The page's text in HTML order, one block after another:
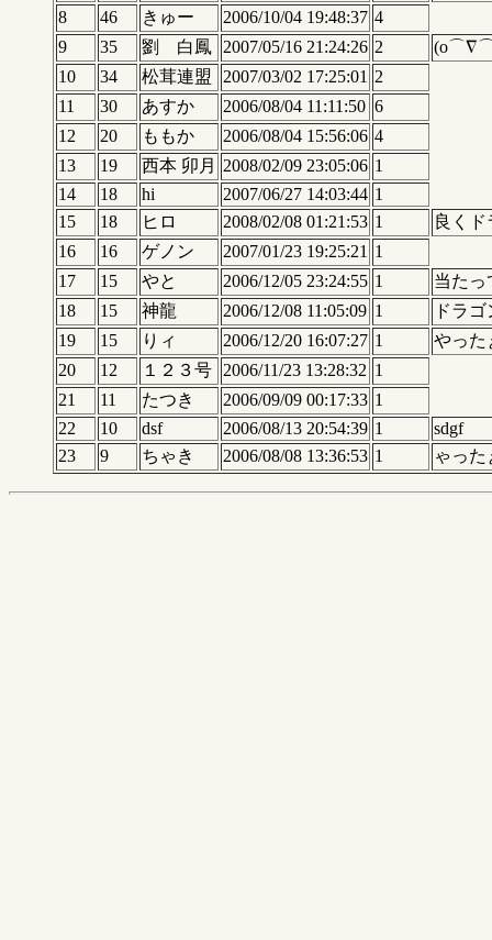
8
46 きゅー 2006/10/04 19:48:37 4
9
35 劉 白鳳 2007/05/16 21:24:26 2
10
34 松茸連盟 2007/03/02 17:25:01 2
11
30 あすか 2006/08/04 11:11:50 6
12
20 ももか 2006/08/04 15:56:06 4
13
19 西本 卯月 2008/02/09 23:05:06 1
14
18 hi 2007/06/27 14:03:44 1
15
18 ヒロ 2008/02/08 01:21:53 1
良く
16
16 ゲノン 2007/01/23 19:25:21 1
17
15 やと 2006/12/05 23:24:55 1
当たっ
18
15 神龍 2006/12/08 11:05:09 1
ドラ
19
15 りィ 2006/12/20 16:07:27 1
やっ
20
12 １２３号 2006/11/23 13:28:32 1
21
11 たつき 2006/09/09 00:17:33 1
22
10 dsf 2006/08/13 20:54:39 1
sdgf
23
9 ちゃき 2006/08/08 13:36:53 1 ゃった